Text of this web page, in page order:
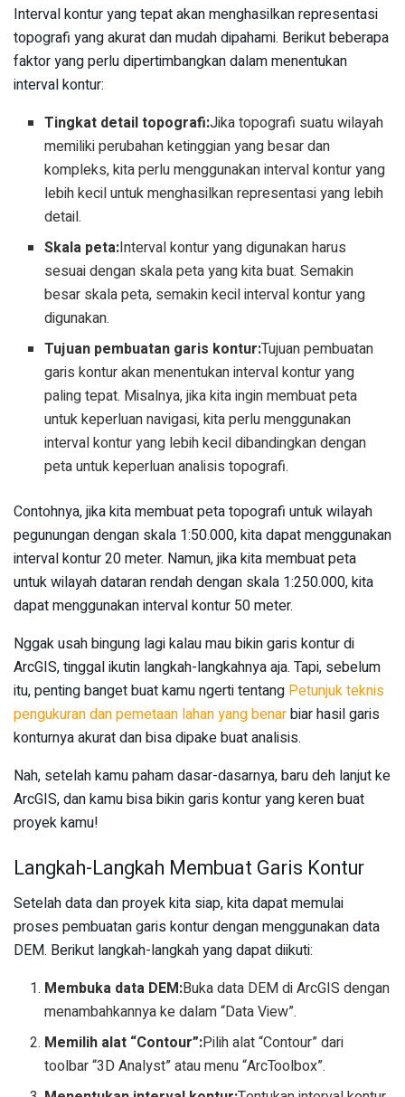
Interval kontur yang tepat akan menghasilkan representasi
topografi yang akurat dan mudah dipahami. Berikut beberapa
faktor yang perlu dipertimbangkan dalam menentukan
interval kontur:
Tingkat detail topografi:Jika topografi suatu wilayah
memiliki perubahan ketinggian yang besar dan
kompleks, kita perlu menggunakan interval kontur yang
lebih kecil untuk menghasilkan representasi yang lebih
detail.
Skala peta:Interval kontur yang digunakan harus
sesuai dengan skala peta yang kita buat. Semakin
besar skala peta, semakin kecil interval kontur yang
digunakan.
Tujuan pembuatan garis kontur:Tujuan pembuatan
garis kontur akan menentukan interval kontur yang
paling tepat. Misalnya, jika kita ingin membuat peta
untuk keperluan navigasi, kita perlu menggunakan
interval kontur yang lebih kecil dibandingkan dengan
peta untuk keperluan analisis topografi.
Contohnya, jika kita membuat peta topografi untuk wilayah
pegunungan dengan skala 1:50.000, kita dapat menggunakan
interval kontur 20 meter. Namun, jika kita membuat peta
untuk wilayah dataran rendah dengan skala 1:250.000, kita
dapat menggunakan interval kontur 50 meter.
Nggak usah bingung lagi kalau mau bikin garis kontur di
ArcGIS, tinggal ikutin langkah-langkahnya aja. Tapi, sebelum
itu, penting banget buat kamu ngerti tentang Petunjuk teknis
pengukuran dan pemetaan lahan yang benarbiar hasil garis
konturnya akurat dan bisa dipake buat analisis.
Nah, setelah kamu paham dasar-dasarnya, baru deh lanjut ke
ArcGIS, dan kamu bisa bikin garis kontur yang keren buat
proyek kamu!
Langkah-Langkah Membuat Garis Kontur
Setelah data dan proyek kita siap, kita dapat memulai
proses pembuatan garis kontur dengan menggunakan data
DEM. Berikut langkah-langkah yang dapat diikuti:
Membuka data DEM:Buka data DEM di ArcGIS dengan
menambahkannya ke dalam “Data View”.
Memilih alat “Contour”:Pilih alat “Contour” dari
toolbar “3D Analyst” atau menu “ArcToolbox”.